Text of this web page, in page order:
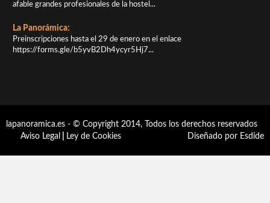
afable grandes profesionales de la hostel...
La Panorámica:
Preinscripciones hasta el 29 de enero en el enlace
https://forms.gle/b5yvB2Dh4ycyr5Hj7...
lapanoramica.es - © Copyright 2014, Todos los derechos reservados
Aviso Legal
Ley de Cookies Diseñado por Esdide